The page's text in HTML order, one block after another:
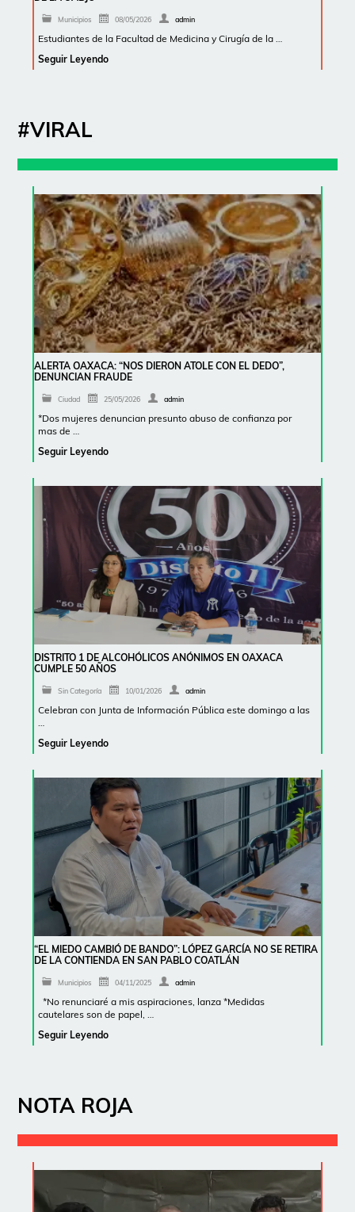
Municipios 08/05/2026 admin
Estudiantes de la Facultad de Medicina y Cirugía de la …
Seguir Leyendo
#VIRAL
ALERTA OAXACA: “NOS DIERON ATOLE CON EL DEDO”,
DENUNCIAN FRAUDE
Ciudad 25/05/2026 admin
*Dos mujeres denuncian presunto abuso de confianza por
mas de …
Seguir Leyendo
DISTRITO 1 DE ALCOHÓLICOS ANÓNIMOS EN OAXACA
CUMPLE 50 AÑOS
Sin Categoría 10/01/2026 admin
Celebran con Junta de Información Pública este domingo a las
Seguir Leyendo
“EL MIEDO CAMBIÓ DE BANDO”: LÓPEZ GARCÍA NO SE RETIRA
DE LA CONTIENDA EN SAN PABLO COATLÁN
Municipios 04/11/2025 admin
*No renunciaré a mis aspiraciones, lanza *Medidas
cautelares son de papel, …
Seguir Leyendo
NOTA ROJA